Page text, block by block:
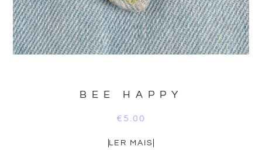
BEE HAPPY
€ 5.00
LER MAIS